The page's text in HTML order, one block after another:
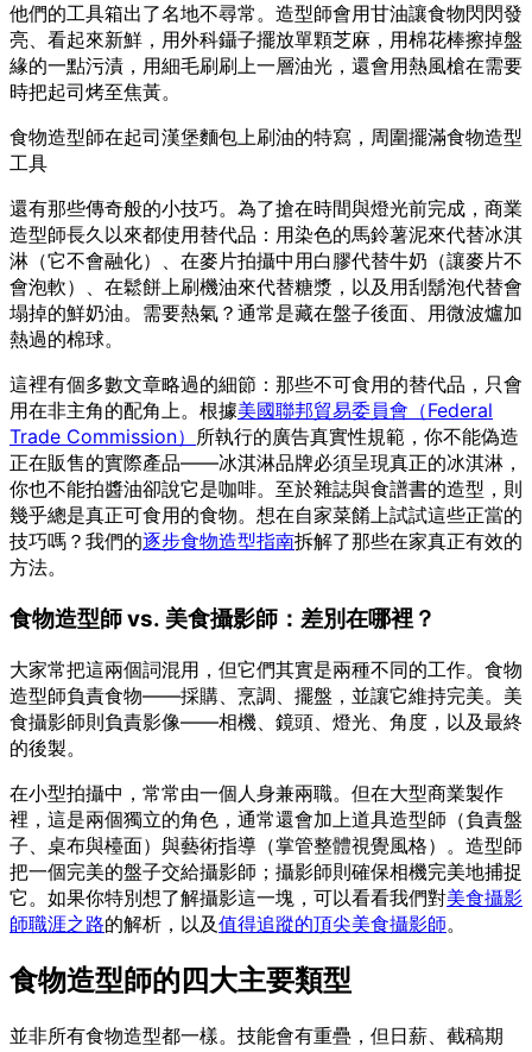
他們的工具箱出了名地不尋常。造型師會用甘油讓食物閃閃發
亮、看起來新鮮，用外科鑷子擺放單顆芝麻，用棉花棒擦掉盤
緣的一點污漬，用細毛刷刷上一層油光，還會用熱風槍在需要
時把起司烤至焦黃。
食物造型師在起司漢堡麵包上刷油的特寫，周圍擺滿食物造型
工具
還有那些傳奇般的小技巧。為了搶在時間與燈光前完成，商業
造型師長久以來都使用替代品：用染色的馬鈴薯泥來代替冰淇
淋（它不會融化）、在麥片拍攝中用白膠代替牛奶（讓麥片不
會泡軟）、在鬆餅上刷機油來代替糖漿，以及用刮鬍泡代替會
塌掉的鮮奶油。需要熱氣？通常是藏在盤子後面、用微波爐加
熱過的棉球。
這裡有個多數文章略過的細節：那些不可食用的替代品，只會
用在非主角的配角上。根據美國聯邦貿易委員會（Federal
Trade Commission） 所執行的廣告真實性規範，你不能偽造
正在販售的實際產品——冰淇淋品牌必須呈現真正的冰淇淋，
你也不能拍醬油卻說它是咖啡。至於雜誌與食譜書的造型，則
幾乎總是真正可食用的食物。想在自家菜餚上試試這些正當的
技巧嗎？我們的逐步食物造型指南拆解了那些在家真正有效的
方法。
食物造型師 vs. 美食攝影師：差別在哪裡？
大家常把這兩個詞混用，但它們其實是兩種不同的工作。食物
造型師負責食物——採購、烹調、擺盤，並讓它維持完美。美
食攝影師則負責影像——相機、鏡頭、燈光、角度，以及最終
的後製。
在小型拍攝中，常常由一個人身兼兩職。但在大型商業製作
裡，這是兩個獨立的角色，通常還會加上道具造型師（負責盤
子、桌布與檯面）與藝術指導（掌管整體視覺風格）。造型師
把一個完美的盤子交給攝影師；攝影師則確保相機完美地捕捉
它。如果你特別想了解攝影這一塊，可以看看我們對美食攝影
師職涯之路的解析，以及值得追蹤的頂尖美食攝影師。
食物造型師的四大主要類型
並非所有食物造型都一樣。技能會有重疊，但日薪、截稿期